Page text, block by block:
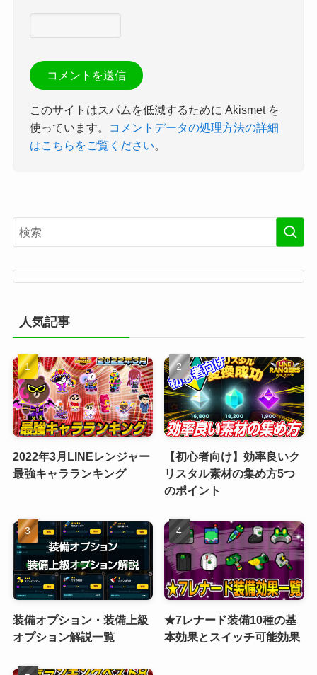
このサイトはスパムを低減するために Akismet を
使っています。
コメントデータの処理方法の詳細
はこちらをご覧ください。
人気記事
2022年3月LINEレンジャー
最強キャラランキング
【初心者向け】効率良いク
リスタル素材の集め方5つ
のポイント
装備オプション・装備上級
オプション解説一覧
★7レナード装備10種の基
本効果とスイッチ可能効果